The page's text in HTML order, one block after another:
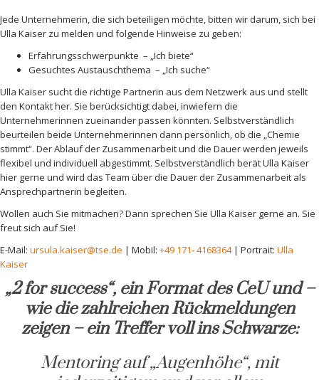
Jede Unternehmerin, die sich beteiligen möchte, bitten wir darum, sich bei
Ulla Kaiser zu melden und folgende Hinweise zu geben:
Erfahrungsschwerpunkte – „Ich biete“
Gesuchtes Austauschthema – „Ich suche“
Ulla Kaiser sucht die richtige Partnerin aus dem Netzwerk aus und stellt
den Kontakt her. Sie berücksichtigt dabei, inwiefern die
Unternehmerinnen zueinander passen könnten. Selbstverständlich
beurteilen beide Unternehmerinnen dann persönlich, ob die „Chemie
stimmt“. Der Ablauf der Zusammenarbeit und die Dauer werden jeweils
flexibel und individuell abgestimmt. Selbstverständlich berät Ulla Kaiser
hier gerne und wird das Team über die Dauer der Zusammenarbeit als
Ansprechpartnerin begleiten.
Wollen auch Sie mitmachen? Dann sprechen Sie Ulla Kaiser gerne an. Sie
freut sich auf Sie!
E-Mail: ursula.kaiser@tse.de | Mobil: +49 171- 4168364| Portrait: Ulla
Kaiser
„2 for success“, ein Format des CeU und –
wie die zahlreichen Rückmeldungen
zeigen – ein Treffer voll ins Schwarze:
Mentoring auf „Augenhöhe“, mit